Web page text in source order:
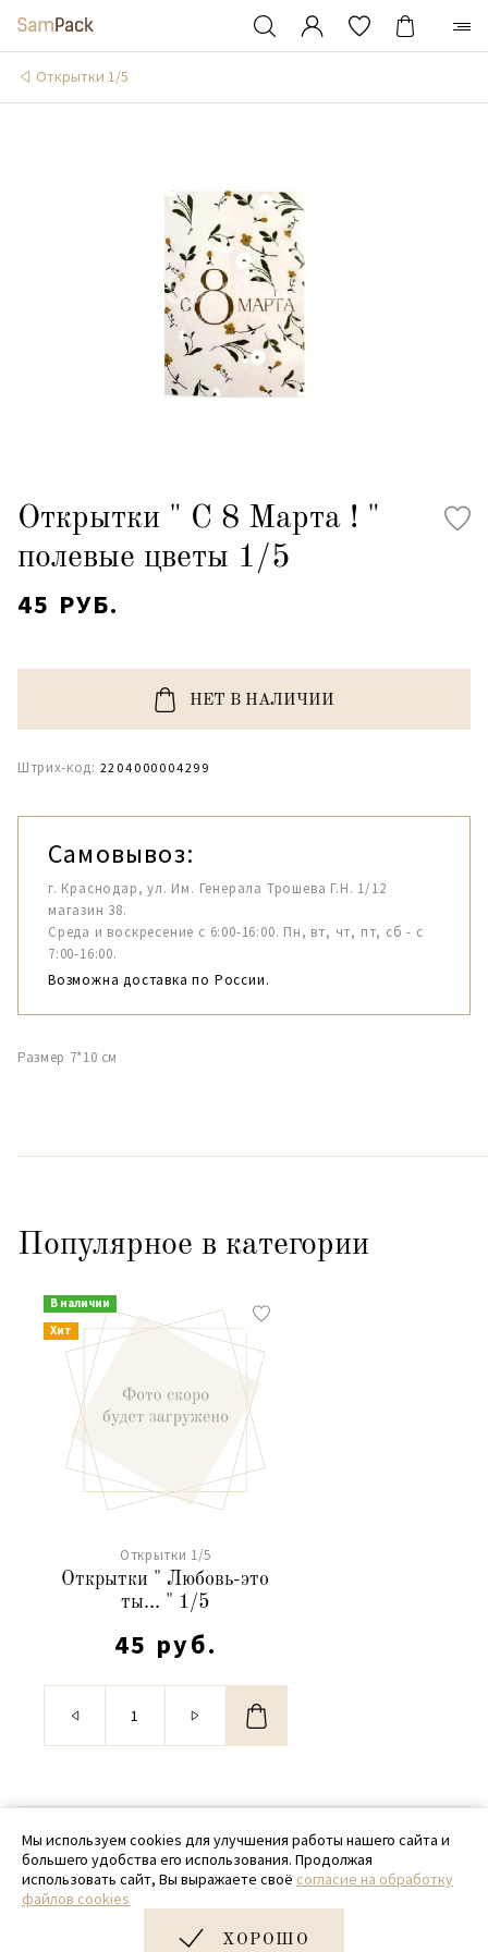
Открытки 1/5
Открытки " С 8 Марта ! "
полевые цветы 1/5
45 РУБ.
НЕТ В НАЛИЧИИ
Штрих-код: 2204000004299
Самовывоз:
г. Краснодар, ул. Им. Генерала Трошева Г.Н. 1/12
магазин 38.
Среда и воскресение с 6:00-16:00. Пн, вт, чт, пт, сб - с
7:00-16:00.
Возможна доставка по России.
Размер 7*10 см
Популярное в категории
В наличии
Хит
Открытки 1/5
Открытки " Любовь-это
ты... " 1/5
45 руб.
© 2020 - 2026 SamPack
+ 7 (918) 699-97-87
zakaz@sampack.store
Мы используем cookies для улучшения работы нашего сайта и
большего удобства его использования. Продолжая
использовать сайт, Вы выражаете своё согласие на обработку
файлов cookies
ХОРОШО